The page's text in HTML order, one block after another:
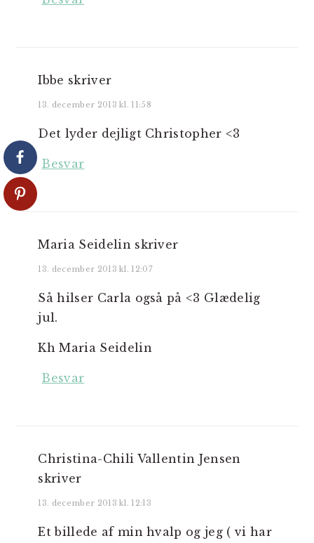
Ibbe skriver
13. december 2013 kl. 11:58
Det lyder dejligt Christopher <3
Besvar
Maria Seidelin skriver
13. december 2013 kl. 12:07
Så hilser Carla også på <3 Glædelig
jul.
Kh Maria Seidelin
Besvar
Christina-Chili Vallentin Jensen
skriver
13. december 2013 kl. 12:13
Et billede af min hvalp og jeg ( vi har